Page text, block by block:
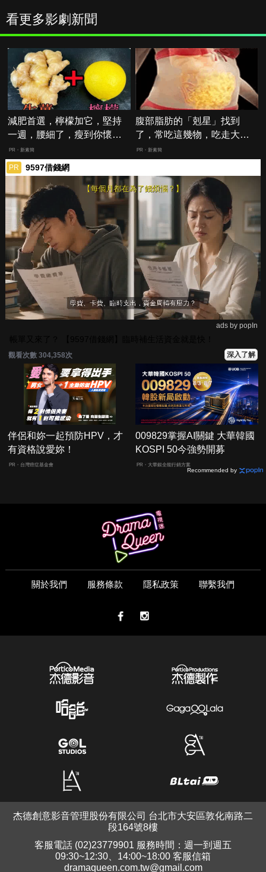
看更多影劇新聞
減肥首選，檸檬加它，堅持
一週，腰細了，瘦到你懷疑
人生
PR・新素簡
腹部脂肪的「剋星」找到
了，常吃這幾物，吃走大肚
囊，瘦出小蠻腰
PR・新素簡
PR 9597借錢網
ads by popIn
觀看次數 304,358次 深入了解
伴侶和妳一起預防HPV，才
有資格說愛妳！
PR・台灣癌症基金會
009829掌握AI關鍵 大華韓國
KOSPI 50今強勢開募
PR・大華銀全能行銷方案
Recommended by
關於我們 服務條款 隱私政策 聯繫我們
杰德創意影音管理股份有限公司 台北市大安區敦化南路二
段164號8樓
客服電話 (02)23779901 服務時間：週一到週五
09:30~12:30、14:00~18:00 客服信箱
dramaqueen.com.tw@gmail.com